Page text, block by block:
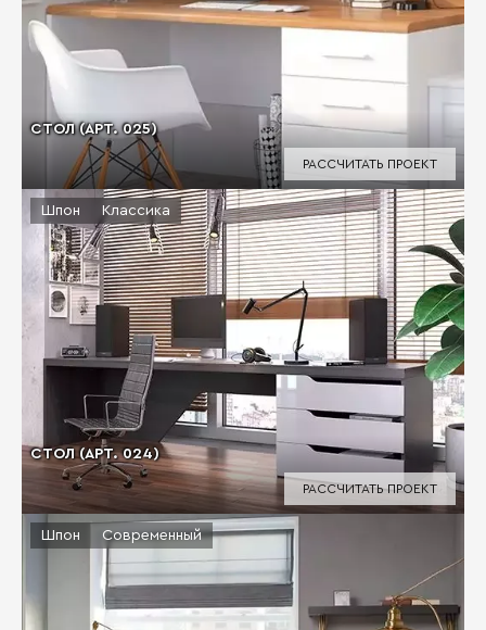
СТОЛ (АРТ. 025)
РАССЧИТАТЬ ПРОЕКТ
СТОЛ (АРТ. 024)
Шпон Классика
РАССЧИТАТЬ ПРОЕКТ
Шпон Современный